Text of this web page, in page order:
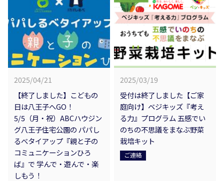
2025/04/21
【終了しました】こどもの
日は八王子へGO！
5/5（月・祝）ABCハウジン
グ八王子住宅公園の パパし
るべタイアップ『親と子の
コミュニケーションひろ
ば』で 学んで・遊んで・楽
しもう！
2025/03/19
受付は終了しました【ご家
庭向け】ベジキッズ『考え
る力』プログラム 五感でい
のちの不思議をまなぶ野菜
栽培キット
ご連絡